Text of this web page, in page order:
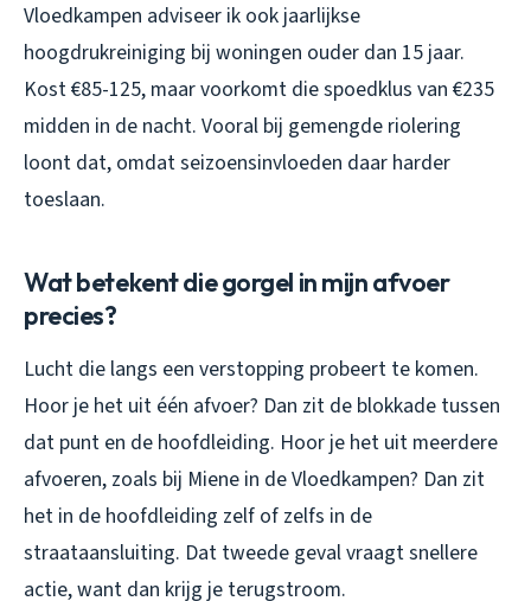
Vloedkampen adviseer ik ook jaarlijkse
hoogdrukreiniging bij woningen ouder dan 15 jaar.
Kost €85-125, maar voorkomt die spoedklus van €235
midden in de nacht. Vooral bij gemengde riolering
loont dat, omdat seizoensinvloeden daar harder
toeslaan.
Wat betekent die gorgel in mijn afvoer
precies?
Lucht die langs een verstopping probeert te komen.
Hoor je het uit één afvoer? Dan zit de blokkade tussen
dat punt en de hoofdleiding. Hoor je het uit meerdere
afvoeren, zoals bij Miene in de Vloedkampen? Dan zit
het in de hoofdleiding zelf of zelfs in de
straataansluiting. Dat tweede geval vraagt snellere
actie, want dan krijg je terugstroom.